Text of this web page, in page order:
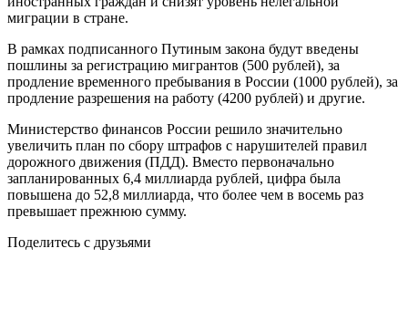
миграции в стране.
В рамках подписанного Путиным закона будут введены
пошлины за регистрацию мигрантов (500 рублей), за
продление временного пребывания в России (1000 рублей), за
продление разрешения на работу (4200 рублей) и другие.
Министерство финансов России решило значительно
увеличить план по сбору штрафов с нарушителей правил
дорожного движения (ПДД). Вместо первоначально
запланированных 6,4 миллиарда рублей, цифра была
повышена до 52,8 миллиарда, что более чем в восемь раз
превышает прежнюю сумму.
Поделитесь с друзьями